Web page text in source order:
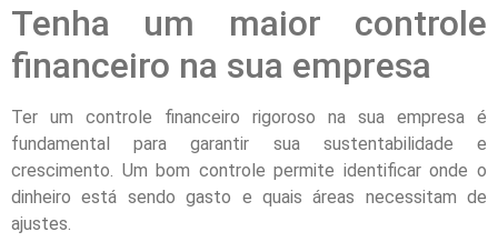
Tenha um maior controle
financeiro na sua empresa
Ter um controle financeiro rigoroso na sua empresa é
fundamental para garantir sua sustentabilidade e
crescimento. Um bom controle permite identificar onde o
dinheiro está sendo gasto e quais áreas necessitam de
ajustes.